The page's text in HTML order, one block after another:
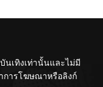
นเทิงเท่านั้นและไม่มี
การโฆษณาหรือลิงก์